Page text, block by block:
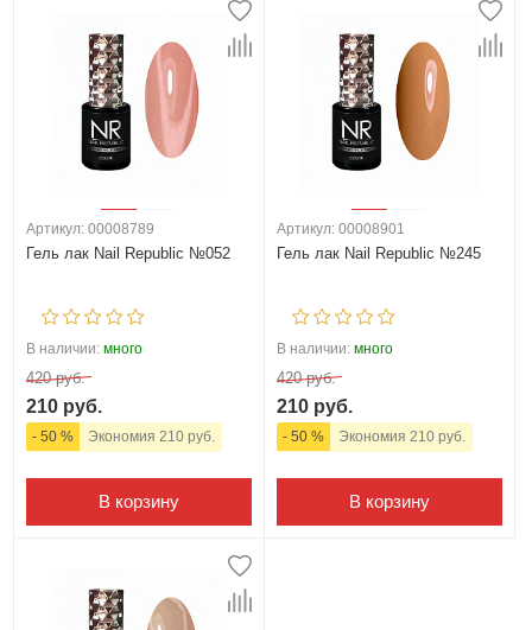
Артикул: 00008789
Гель лак Nail Republic №052
В наличии: много
420 руб.
210 руб.
- 50 % Экономия 210 руб.
В корзину
Артикул: 00008901
Гель лак Nail Republic №245
В наличии: много
420 руб.
210 руб.
- 50 % Экономия 210 руб.
В корзину